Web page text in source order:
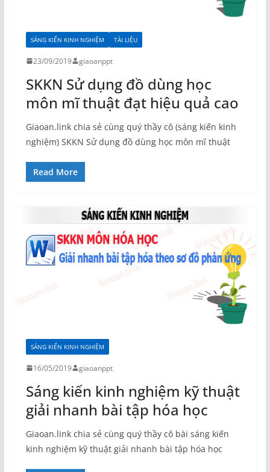
SÁNG KIẾN KINH NGHIỆM TÀI LIỆU
23/09/2019 giaoanppt
SKKN Sử dụng đồ dùng học
môn mĩ thuật đạt hiệu quả cao
Giaoan.link chia sẻ cùng quý thầy cô (sáng kiến kinh
nghiệm) SKKN Sử dụng đồ dùng học môn mĩ thuật
Read More
SÁNG KIẾN KINH NGHIỆM
16/05/2019 giaoanppt
Sáng kiến kinh nghiệm kỹ thuật
giải nhanh bài tập hóa học
Giaoan.link chia sẻ cùng quý thầy cô bài sáng kiến
kinh nghiệm kỹ thuật giải nhanh bài tập hóa học